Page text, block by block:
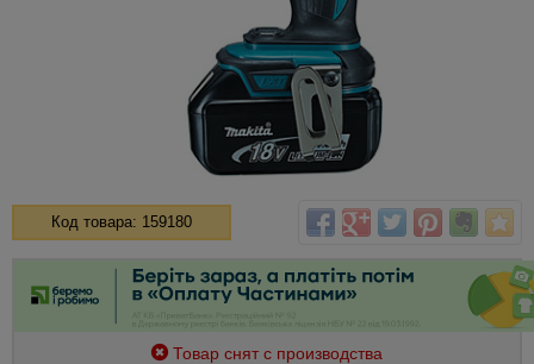
Код товара: 159180
Товар снят с производства